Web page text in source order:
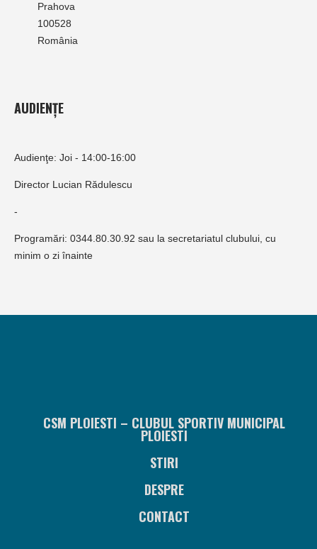
Prahova
100528
România
AUDIENȚE
Audienţe: Joi - 14:00-16:00
Director Lucian Rădulescu
-
Programări: 0344.80.30.92 sau la secretariatul clubului, cu
minim o zi înainte
CSM PLOIESTI – CLUBUL SPORTIV MUNICIPAL
PLOIESTI
STIRI
DESPRE
CONTACT